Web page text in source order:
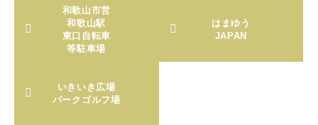
和歌山市営
和歌山駅
東口自転車
等駐車場
はまゆう
JAPAN
いきいき広場
パークゴルフ場